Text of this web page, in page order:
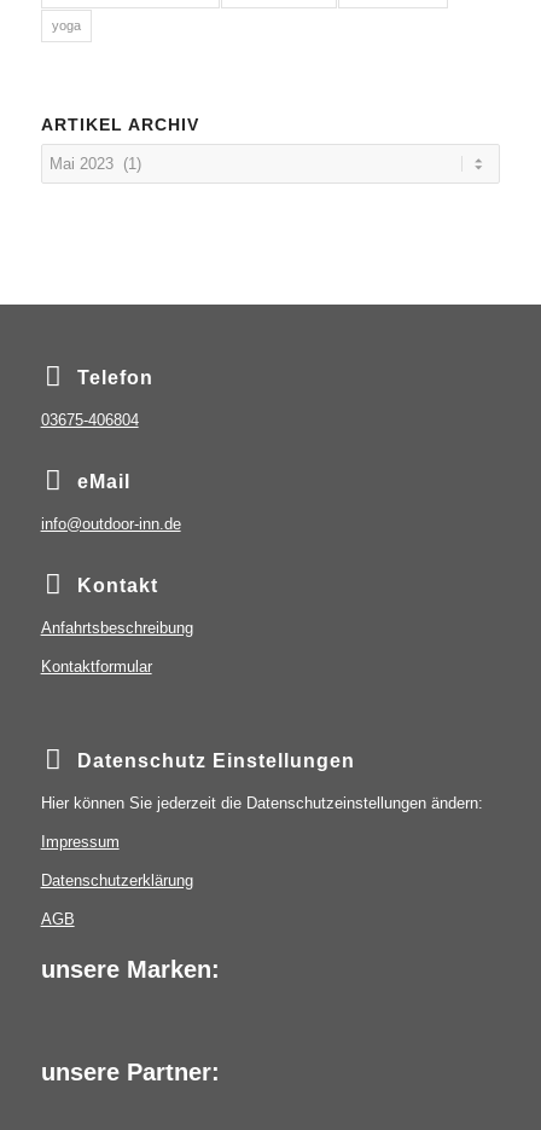
yoga
ARTIKEL ARCHIV
Telefon
03675-406804
eMail
info@outdoor-inn.de
Kontakt
Anfahrtsbeschreibung
Kontaktformular
Datenschutz Einstellungen
Hier können Sie jederzeit die Datenschutzeinstellungen ändern:
Impressum
Datenschutzerklärung
AGB
unsere Marken:
unsere Partner: